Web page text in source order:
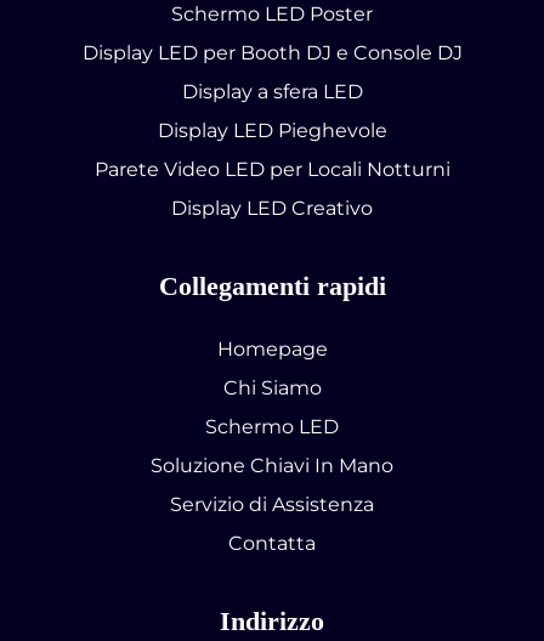
Schermo LED Poster
Display LED per Booth DJ e Console DJ
Display a sfera LED
Display LED Pieghevole
Parete Video LED per Locali Notturni
Display LED Creativo
Collegamenti rapidi
Homepage
Chi Siamo
Schermo LED
Soluzione Chiavi In Mano
Servizio di Assistenza
Contatta
Indirizzo